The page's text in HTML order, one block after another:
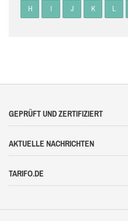
H I J K L
GEPRÜFT UND ZERTIFIZIERT
AKTUELLE NACHRICHTEN
TARIFO.DE